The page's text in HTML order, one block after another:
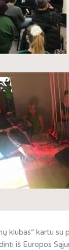
klubas“ kartu
iš Europos